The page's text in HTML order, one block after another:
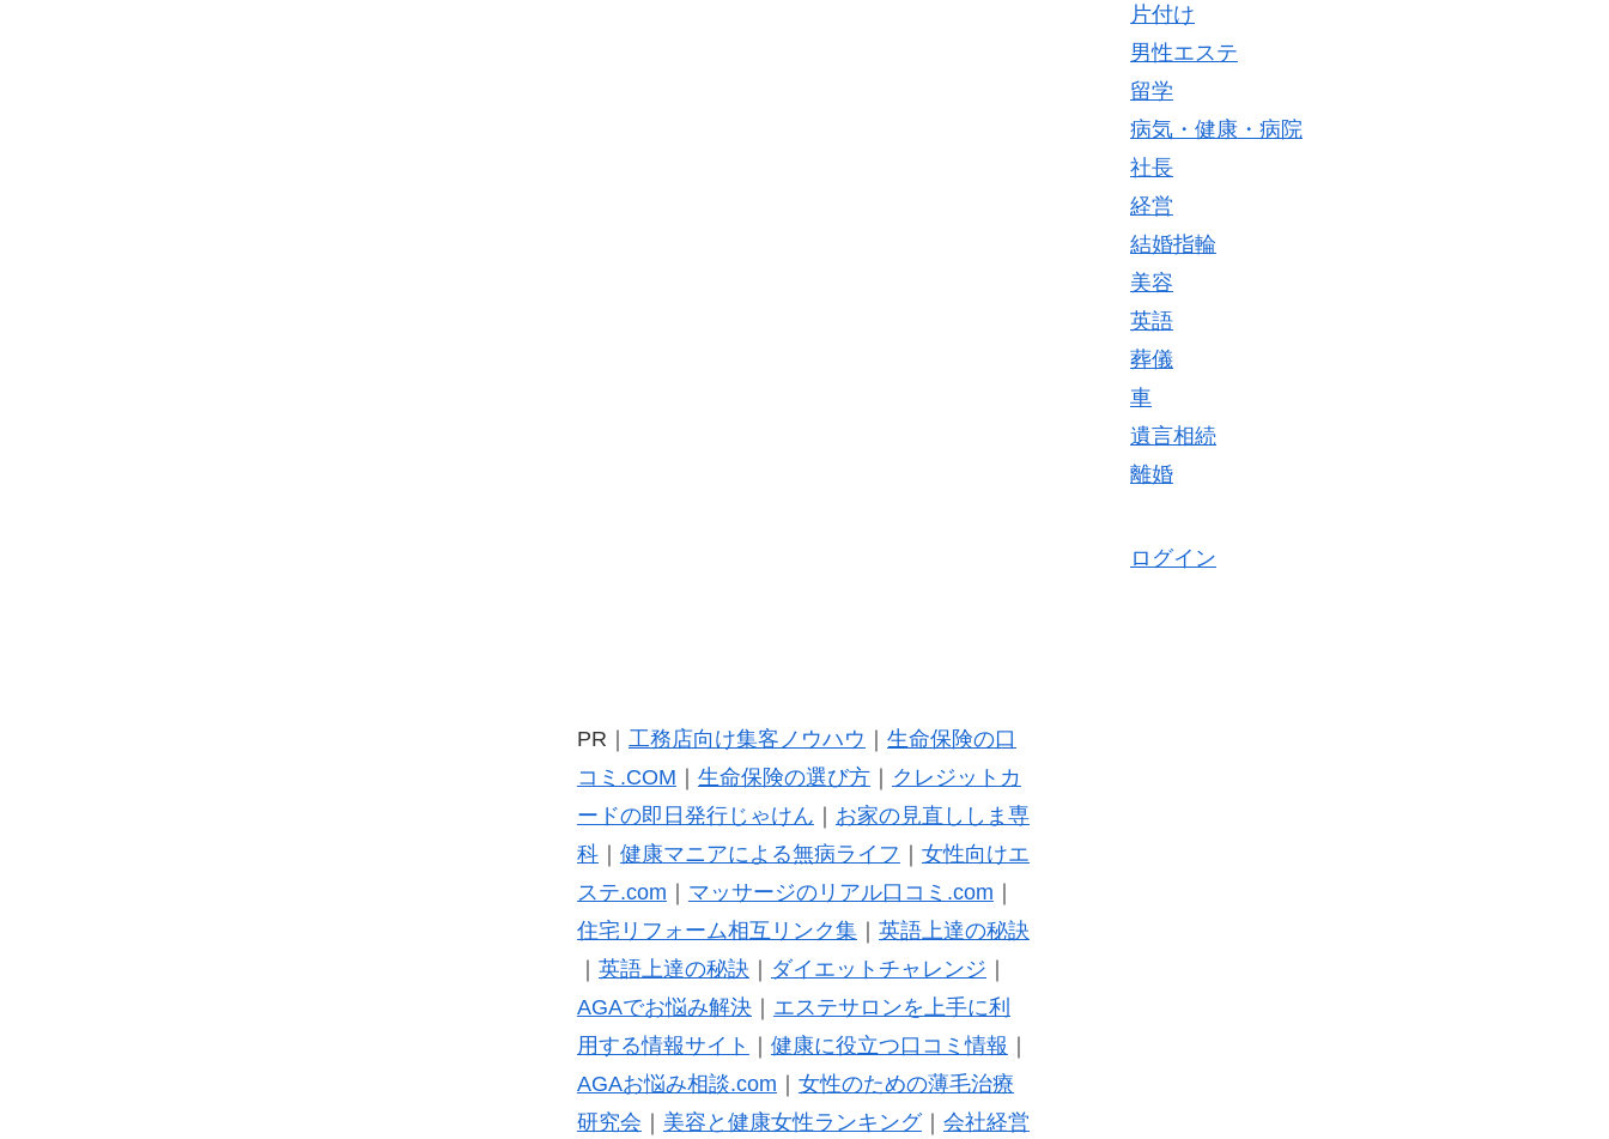
片付け
男性エステ
留学
病気・健康・病院
社長
経営
結婚指輪
美容
英語
葬儀
車
遺言相続
離婚
ログイン
PR｜ 工務店向け集客ノウハウ
生命保険の口
コミ.COM
生命保険の選び方｜
クレジットカ
ードの即日発行じゃけん
お家の見直ししま専
科｜ 健康マニアによる無病ライフ
女性向けエ
ステ.com
マッサージのリアル口コミ.com
住宅リフォーム相互リンク集｜ 英語上達の秘訣
英語上達の秘訣 ダイエットチャレンジ
AGAでお悩み解決｜ エステサロンを上手に利
用する情報サイト
健康に役立つ口コミ情報
AGAお悩み相談.com
女性のための薄毛治療
研究会
美容と健康女性ランキング｜ 会社経営